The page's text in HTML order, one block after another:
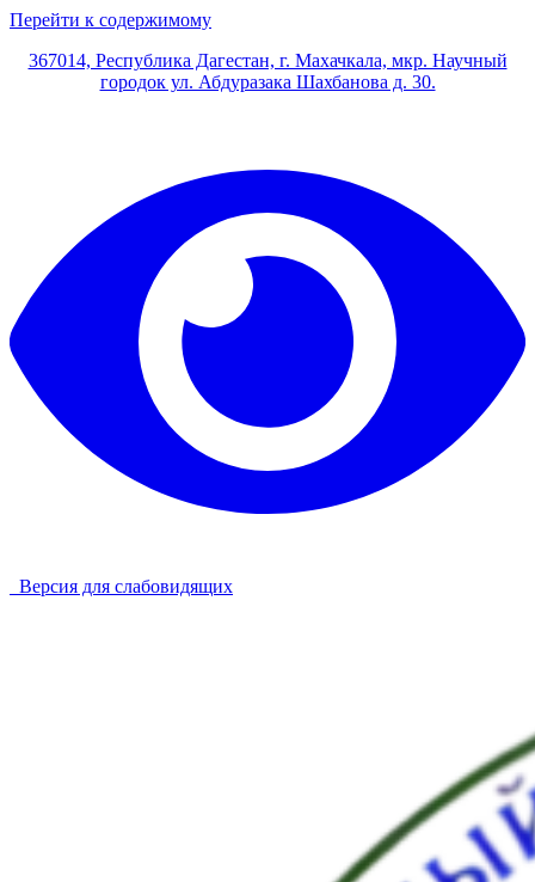
Перейти к содержимому
367014, Республика Дагестан, г. Махачкала, мкр. Научный
городок ул. Абдуразака Шахбанова д. 30.
Версия для слабовидящих